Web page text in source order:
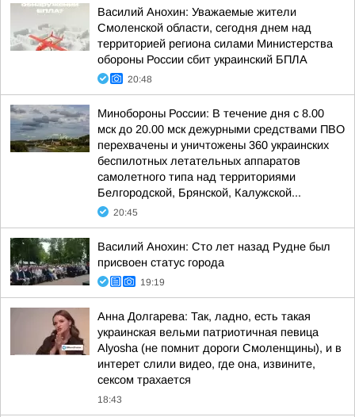
Василий Анохин: Уважаемые жители
Смоленской области, сегодня днем над
территорией региона силами Министерства
обороны России сбит украинский БПЛА
20:48
Минобороны России: В течение дня с 8.00
мск до 20.00 мск дежурными средствами ПВО
перехвачены и уничтожены 360 украинских
беспилотных летательных аппаратов
самолетного типа над территориями
Белгородской, Брянской, Калужской...
20:45
Василий Анохин: Сто лет назад Рудне был
присвоен статус города
19:19
Анна Долгарева: Так, ладно, есть такая
украинская вельми патриотичная певица
Alyosha (не помнит дороги Смоленщины), и в
интерет слили видео, где она, извините,
сексом трахается
18:43